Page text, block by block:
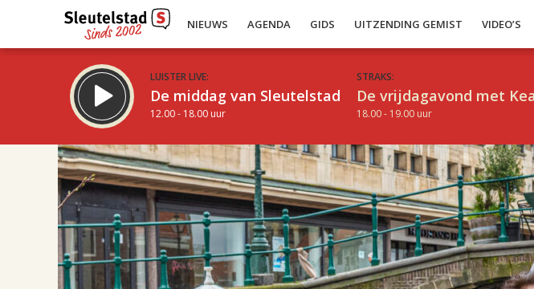
NIEUWS AGENDA GIDS UITZENDING GEMIST VIDEO’S
LUISTER LIVE:
De middag van Sleutelstad
12.00 - 18.00 uur
STRAKS:
De vrijdagavond met
18.00 - 19.00 uur
17.00
Inklappen